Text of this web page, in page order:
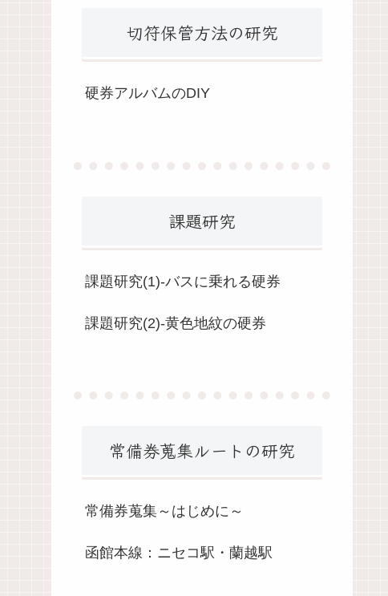
切符保管方法の研究
硬券アルバムのDIY
課題研究
課題研究(1)-バスに乗れる硬券
課題研究(2)-黄色地紋の硬券
常備券蒐集ルートの研究
常備券蒐集～はじめに～
函館本線：ニセコ駅・蘭越駅